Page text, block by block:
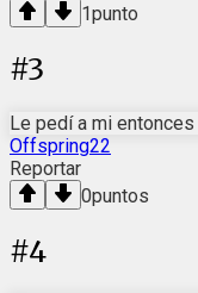
1punto
#3
Le pedí a mi
Offspring22
Reportar
0puntos
#4